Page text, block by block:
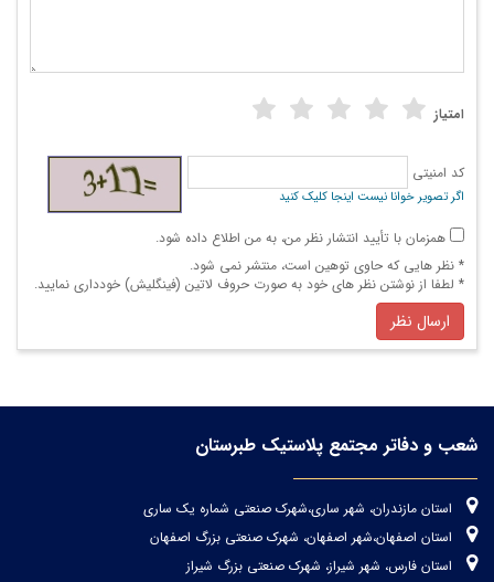
امتیاز
کد امنیتی
اگر تصویر خوانا نیست اینجا کلیک کنید
همزمان با تأیید انتشار نظر من، به من اطلاع داده شود.
* نظر هایی كه حاوی توهین است، منتشر نمی شود.
* لطفا از نوشتن نظر های خود به صورت حروف لاتین (فینگلیش) خودداری نمایید.
ارسال نظر
شعب و دفاتر مجتمع پلاستیک طبرستان
استان مازندران، شهر ساری،شهرک صنعتی شماره یک ساری
استان اصفهان،شهر اصفهان، شهرک صنعتی بزرگ اصفهان
استان فارس، شهر شیراز، شهرک صنعتی بزرگ شیراز